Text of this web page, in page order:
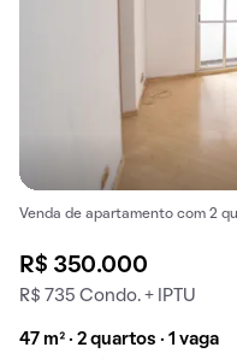
Venda de apartamento com 2
R$ 350.000
R$ 735 Condo. + IPTU
47 m² · 2 quartos · 1 vaga